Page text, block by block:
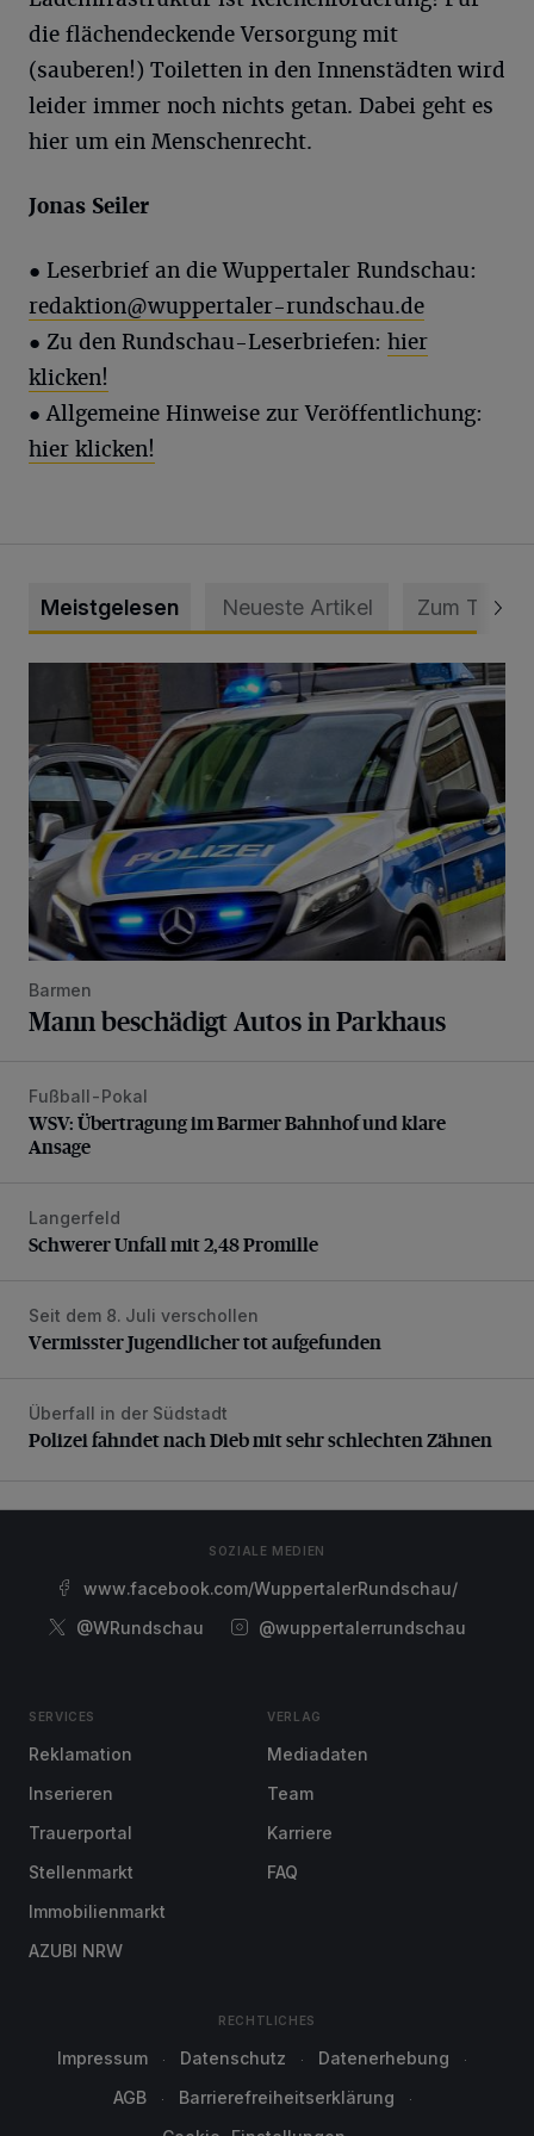
die flächendeckende Versorgung mit
(sauberen!) Toiletten in den Innenstädten wird
leider immer noch nichts getan. Dabei geht es
hier um ein Menschenrecht.
Jonas Seiler
● Leserbrief an die Wuppertaler Rundschau:
redaktion@wuppertaler-rundschau.de
● Zu den Rundschau-Leserbriefen: hier
klicken!
● Allgemeine Hinweise zur Veröffentlichung:
hier klicken!
Meistgelesen Neueste Artikel Zum Thema
Mann beschädigt Autos in Parkhaus
Barmen
Mann beschädigt Autos in Parkhaus
WSV: Übertragung im Barmer Bahnhof und klare Ansage
Fußball-Pokal
WSV: Übertragung im Barmer Bahnhof und klare
Ansage
Schwerer Unfall mit 2,48 Promille
Langerfeld
Schwerer Unfall mit 2,48 Promille
Vermisster Jugendlicher tot aufgefunden
Seit dem 8. Juli verschollen
Vermisster Jugendlicher tot aufgefunden
Polizei fahndet nach Dieb mit sehr schlechten Zähnen
Überfall in der Südstadt
Polizei fahndet nach Dieb mit sehr schlechten Zähnen
SOZIALE MEDIEN
www.facebook.com/WuppertalerRundschau/
@WRundschau
@wuppertalerrundschau
SERVICES
Reklamation
Inserieren
Trauerportal
Stellenmarkt
Immobilienmarkt
AZUBI NRW
VERLAG
Mediadaten
Team
Karriere
FAQ
RECHTLICHES
Impressum Datenschutz
Datenerhebung
AGB
Barrierefreiheitserklärung